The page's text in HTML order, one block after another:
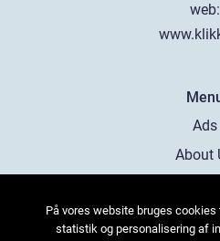
web:
Ads
About
På vores website bruges
statistik og personalisering af